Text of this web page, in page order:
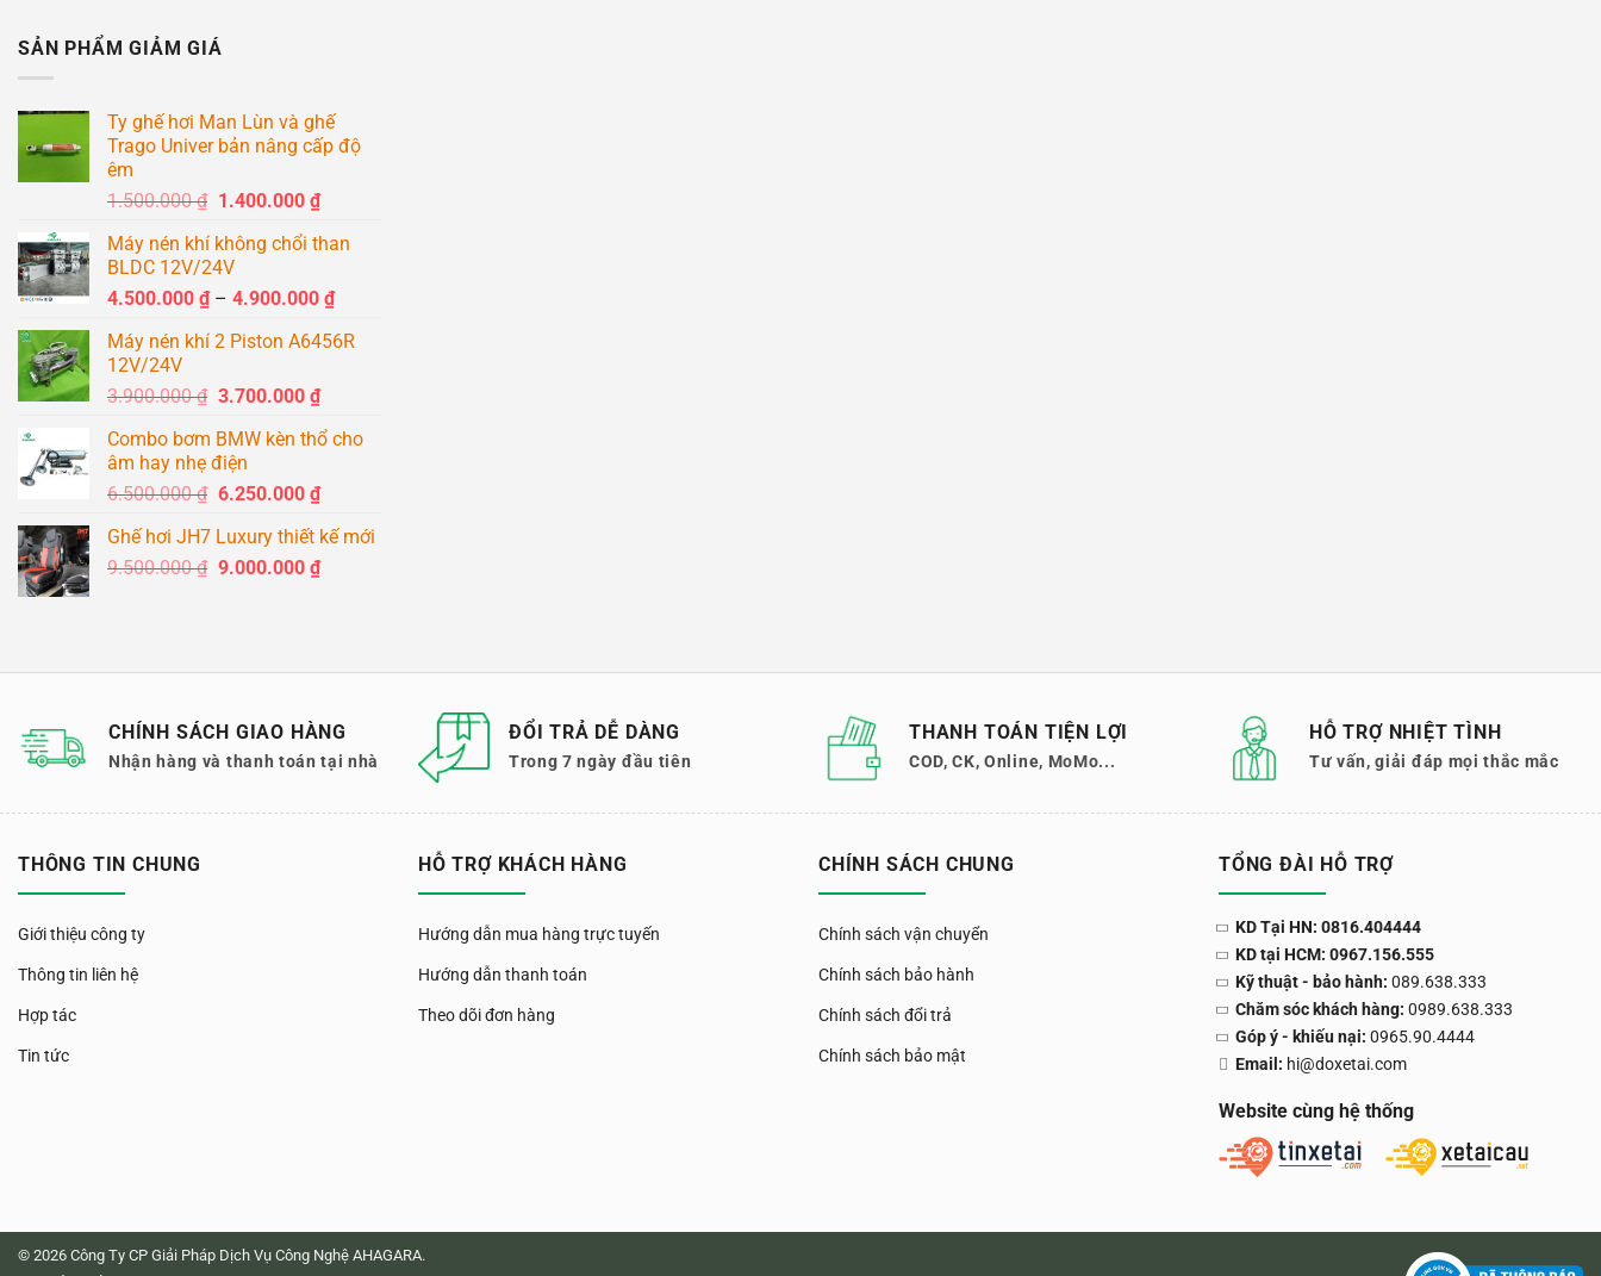
SẢN PHẨM GIẢM GIÁ
Ty ghế hơi Man Lùn và ghế
Trago Univer bản nâng cấp độ
êm
1.500.000₫ Giá
là:
1.500.000 ₫.
1.400.000 ₫Giá
tại
1.400.000 ₫.
Máy nén khí không chổi than
BLDC 12V/24V
4.500.000 ₫ – 4.900.000 ₫Khoảng
từ
Máy nén khí 2 Piston A6456R
12V/24V
3.900.000₫ Giá
là:
3.900.000 ₫.
3.700.000 ₫Giá
tại
3.700.000 ₫.
Combo bơm BMW kèn thổ cho
âm hay nhẹ điện
6.500.000₫ Giá
là:
6.500.000 ₫.
6.250.000 ₫Giá
tại
là:
Ghế hơi JH7 Luxury thiết kế mới
9.500.000₫ Giá
9.000.000 ₫Giá
9.000.000 ₫.
CHÍNH SÁCH GIAO HÀNG
Nhận hàng và thanh toán tại nhà
ĐỔI TRẢ DỄ DÀNG
Trong 7 ngày đầu tiên
THANH TOÁN TIỆN LỢI
COD, CK, Online, MoMo...
HỖ TRỢ NHIỆT TÌNH
Tư vấn, giải đáp mọi thắc mắc
THÔNG TIN CHUNG
Giới thiệu công ty
Thông tin liên hệ
Hợp tác
Tin tức
HỖ TRỢ KHÁCH HÀNG
Hướng dẫn mua hàng trực tuyến
Hướng dẫn thanh toán
Theo dõi đơn hàng
CHÍNH SÁCH CHUNG
Chính sách vận chuyển
Chính sách bảo hành
Chính sách đổi trả
Chính sách bảo mật
TỔNG ĐÀI HỖ TRỢ
KD Tại HN: 0816.404444
KD tại HCM: 0967.156.555
Kỹ thuật - bảo hành: 089.638.333
Chăm sóc khách hàng: 0989.638.333
Góp ý - khiếu nại: 0965.90.4444
Email: hi@doxetai.com
Website cùng hệ thống
© 2026 Công Ty CP Giải Pháp Dịch Vụ Công Nghệ AHAGARA.